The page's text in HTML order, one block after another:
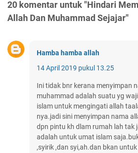
20 komentar untuk "Hindari
Allah Dan Muhammad Sejajar"
Hamba hamba allah
14 April 2019 pukul 13.25
Ini tidak bnr kerana menyimpan
muhammad adalah suatu yg
islam untuk mengingati allah
nya.jadi sini menyimpan nama
dpn pintu kh dlam rumah lah tak
adalah untuk umat islam
,syirik ,dan syi,ah.dan bkan